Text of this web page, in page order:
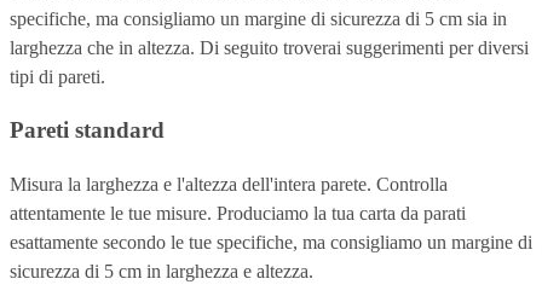
specifiche, ma consigliamo un margine di sicurezza di 5 cm sia in
larghezza che in altezza. Di seguito troverai suggerimenti per diversi
tipi di pareti.
Pareti standard
Misura la larghezza e l'altezza dell'intera parete. Controlla
attentamente le tue misure. Produciamo la tua carta da parati
esattamente secondo le tue specifiche, ma consigliamo un margine di
sicurezza di 5 cm in larghezza e altezza.